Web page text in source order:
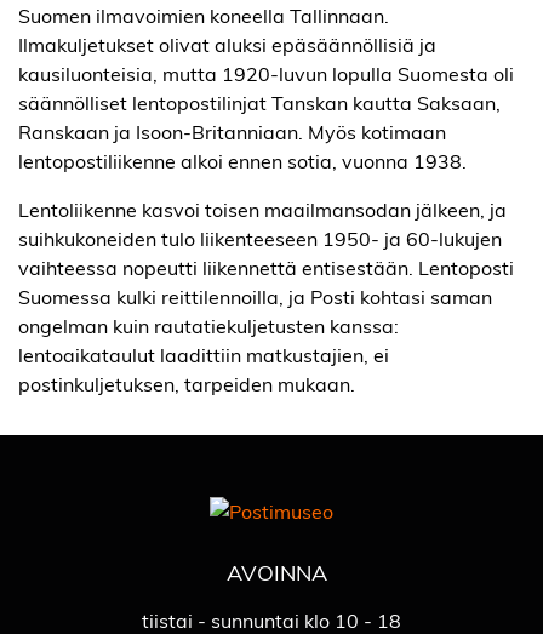
Suomen ilmavoimien koneella Tallinnaan.
Ilmakuljetukset olivat aluksi epäsäännöllisiä ja
kausiluonteisia, mutta 1920-luvun lopulla Suomesta oli
säännölliset lentopostilinjat Tanskan kautta Saksaan,
Ranskaan ja Isoon-Britanniaan. Myös kotimaan
lentopostiliikenne alkoi ennen sotia, vuonna 1938.
Lentoliikenne kasvoi toisen maailmansodan jälkeen, ja
suihkukoneiden tulo liikenteeseen 1950- ja 60-lukujen
vaihteessa nopeutti liikennettä entisestään. Lentoposti
Suomessa kulki reittilennoilla, ja Posti kohtasi saman
ongelman kuin rautatiekuljetusten kanssa:
lentoaikataulut laadittiin matkustajien, ei
postinkuljetuksen, tarpeiden mukaan.
AVOINNA
tiistai - sunnuntai klo 10 - 18